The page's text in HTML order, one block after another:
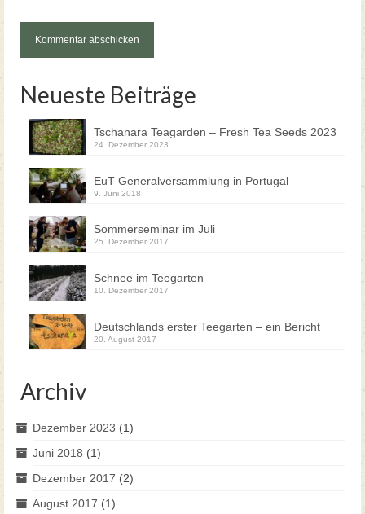
Neueste Beiträge
Tschanara Teagarden – Fresh Tea Seeds 2023
24. Dezember 2023
EuT Generalversammlung in Portugal
9. Juni 2018
Sommerseminar im Juli
25. Dezember 2017
Schnee im Teegarten
10. Dezember 2017
Deutschlands erster Teegarten – ein Bericht
20. August 2017
Archiv
Dezember 2023 (1)
Juni 2018 (1)
Dezember 2017 (2)
August 2017 (1)